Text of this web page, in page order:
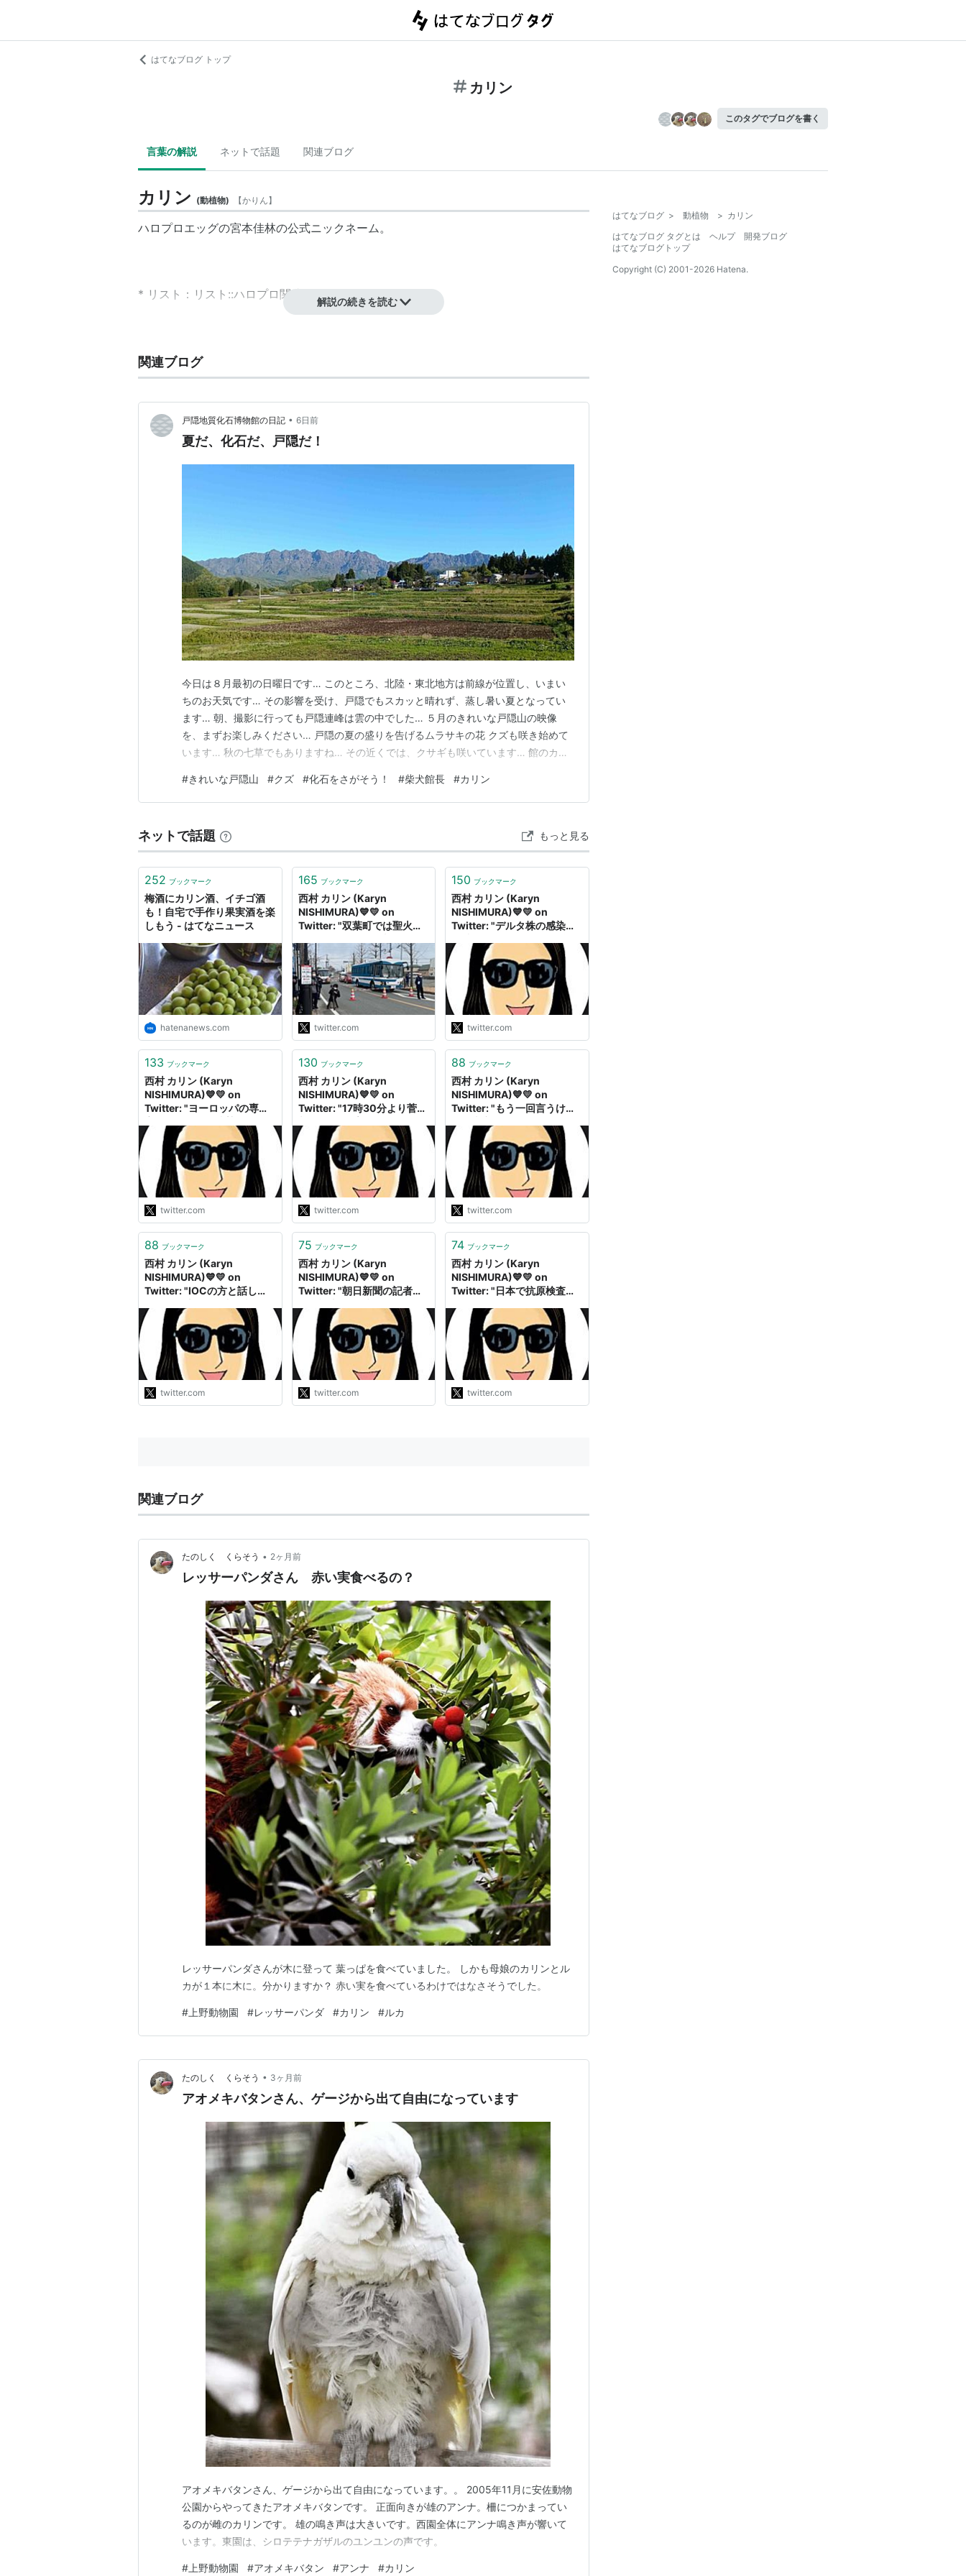
はてなブログ トップ
カリン
このタグでブログを書く
言葉の解説 ネットで話題 関連ブログ
カリン (動植物) 【かりん】
ハロプロエッグの宮本佳林の公式ニックネーム。
* リスト ： リスト::ハロプロ関連キーワード//人名
楕円形の実を付け、秋に黄色く成熟した果実は良い香りがする。
果実酒が爽やかな香りがして美味しい。
また、咳や喉の炎症に効果があるといわれている。
カリン (動植物) 【かりん 】
解説の続きを読む
関連ブログ
戸隠地質化石博物館の日記 • 6日前
夏だ、化石だ、戸隠だ！
今日は８月最初の日曜日です… このところ、北陸・東北地方は前線が位置し、いまい
ちのお天気です… その影響を受け、戸隠でもスカッと晴れず、蒸し暑い夏となってい
ます… 朝、撮影に行っても戸隠連峰は雲の中でした… ５月のきれいな戸隠山の映像
を、まずお楽しみください… 戸隠の夏の盛りを告げるムラサキの花 クズも咲き始めて
います… 秋の七草でもありますね… その近くでは、クサギも咲いています… 館のカリ
今年は豊作になりそうです… 夏だなぁ… 夏休みになったので、遠方からの入館者が多
いです… 自由研究での来館も多いです… 戸隠…
#きれいな戸隠山 #クズ #化石をさがそう！ #柴犬館長 #カリン
ネットで話題 もっと見る
252 ブックマーク
梅酒にカリン酒、イチゴ酒
も！自宅で手作り果実酒を楽
しもう - はてなニュース
hatenanews.com
165 ブックマーク
西村 カリン (Karyn
NISHIMURA)💙💛 on
Twitter: "双葉町では聖火ラ
いうと、駅前だけ、ぐるぐる
回る。 10年で全く復興出来
ていないところを避ける。
https://t.co/2WG2wuTNVz
"
twitter.com
150 ブックマーク
西村 カリン (Karyn
NISHIMURA)💙💛 on
Twitter: "デルタ株の感染力
1.８メトルを保つと専門家が
言うけど、夏休みが終わった
ら学校の教室の中にいる４０
人の子供はどうするの？無理
だよね。"
twitter.com
133 ブックマーク
西村 カリン (Karyn
NISHIMURA)💙💛 on
Twitter: "ヨーロッパの専門
るのは難しいと言っているけ
ど、2週間前まで全くロシア
とウクライナについての知識
のなかった日本人のコメンテ
ーターはウクライナ戦争の原
因や解決方法を傲慢にツイー
ターやテレビで解説してい
る。信じがたい。彼らは無責
任で危険な人物と言わざるを
得ない"
twitter.com
130 ブックマーク
西村 カリン (Karyn
NISHIMURA)💙💛 on
Twitter: "17時30分より菅首
実施されるという案内が来た
が、意味がよく分からない。
「リスニングルーム」があっ
て、そこで記者が座って聴く
らしい。録音が出来るけど、
放送NG. 私は海外メディアの
記者として抽選で選ばれて…
https://t.co/4FjjryIRoK"
twitter.com
88 ブックマーク
西村 カリン (Karyn
NISHIMURA)💙💛 on
Twitter: "もう一回言うけ
ン・プレス・センター)での
感染対策は機能していない。
責任者もいない。昨日も、今
日も大会委員会とIOCの担当
者に言ったが明日も言う"
twitter.com
88 ブックマーク
西村 カリン (Karyn
NISHIMURA)💙💛 on
Twitter: "IOCの方と話し
どこでもいつでもPCR検査
することはできない。既に１
日当たりの五輪関係者の
PCR検査の数が１４００万
人の東京都の人口の為の検査
数を超えている。数万人の感
染者は入院出来なかった。医
twitter.com
75 ブックマーク
西村 カリン (Karyn
NISHIMURA)💙💛 on
Twitter: "朝日新聞の記者さ
二階幹事長の役割を知ってい
たでしょう。なぜ数ヶ月前か
ら総理に聞いていないです
か。私より総理に質問する機
会が圧倒的に多いじゃないで
すか？ 私は質問しなけれ
ば、誰も聞かなかったのは本
twitter.com
74 ブックマーク
西村 カリン (Karyn
NISHIMURA)💙💛 on
Twitter: "日本で抗原検査、
する西村大臣。 例に過ぎな
いけど、3月29日から４月４
日の間に第３波中のにフラン
スで実施された抗原検査数は
１２０万件だった。 薬局で
無料で誰でも出来る。 #日曜
討論"
twitter.com
関連ブログ
たのしく くらそう • 2ヶ月前
レッサーパンダさん 赤い実食べるの？
レッサーパンダさんが木に登って 葉っぱを食べていました。 しかも母娘のカリンとル
カが１本に木に。分かりますか？ 赤い実を食べているわけではなさそうでした。
#上野動物園 #レッサーパンダ #カリン #ルカ
たのしく くらそう • 3ヶ月前
アオメキバタンさん、ゲージから出て自由になっています
アオメキバタンさん、ゲージから出て自由になっています。。 2005年11月に安佐動物
公園からやってきたアオメキバタンです。 正面向きが雄のアンナ。柵につかまってい
るのが雌のカリンです。 雄の鳴き声は大きいです。西園全体にアンナ鳴き声が響いて
います。東園は、シロテテナガザルのユンユンの声です。
# 上野動物園 #アオメキバタン #アンナ #カリン
はてなブログ > 動植物 > カリン
はてなブログ タグとは
ヘルプ
開発ブログ
はてなブログトップ
Copyright (C) 2001-2026 Hatena.